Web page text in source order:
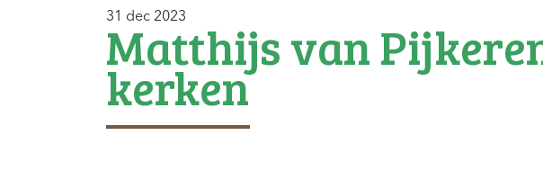
31 dec 2023
Matthijs van
kerken